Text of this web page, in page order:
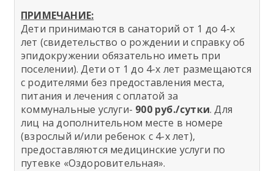
ПРИМЕЧАНИЕ:
Дети принимаются в санаторий от 1 до 4-х
лет (свидетельство о рождении и справку об
эпидокружении обязательно иметь при
поселении). Дети от 1 до 4-х лет размещаются
с родителями без предоставления места,
питания и лечения с оплатой за
коммунальные услуги- 900 руб./сутки. Для
лиц на дополнительном месте в номере
(взрослый и/или ребенок с 4-х лет),
предоставляются медицинские услуги по
путевке «Оздоровительная».